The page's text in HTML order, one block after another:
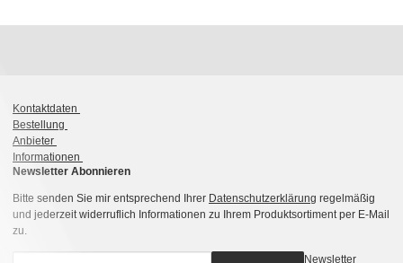
Kontaktdaten
Bestellung
Anbieter
Informationen
Newsletter Abonnieren
Bitte senden Sie mir entsprechend Ihrer Datenschutzerklärung regelmäßig
und jederzeit widerruflich Informationen zu Ihrem Produktsortiment per E-Mail
zu.
Newsletter